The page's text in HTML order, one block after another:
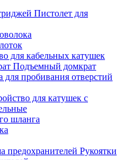
Пистолет для
для кабельных катушек
Подъемный домкрат
пробивания отверстий
для катушек с
шланга
Рукоятки